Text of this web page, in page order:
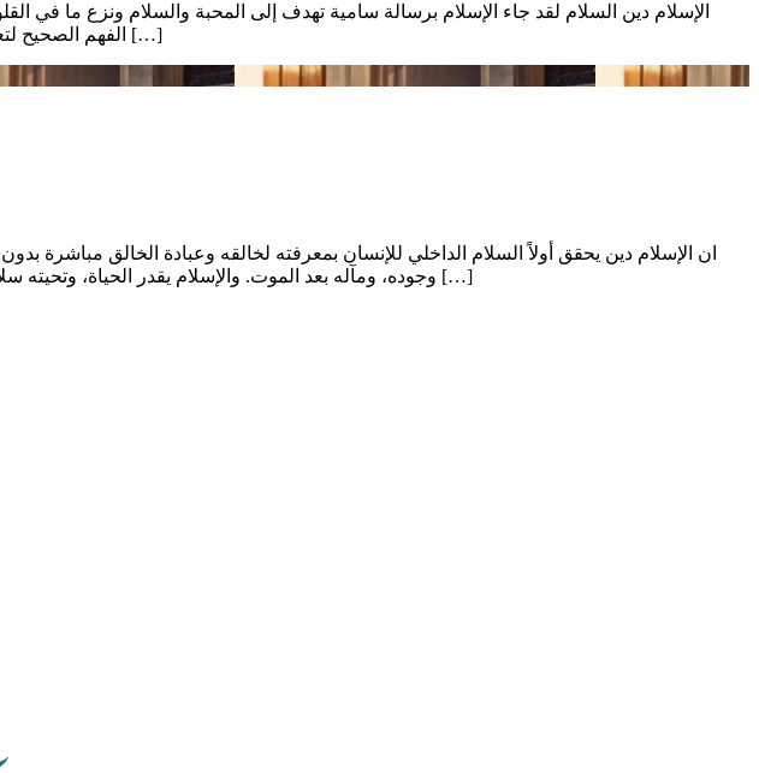
الإسلام دين السلام لقد جاء الإسلام برسالة سامية تهدف إلى المحبة والسلام ونزع ما في
الفهم الصحيح لتعاليم الدين وجوهر الرسالة السامية التي أتى بها النبي الأمين محمد صلى الله عليه وسلم والتي تدعوا إلى السلام […]
ان الإسلام دين يحقق أولاً السلام الداخلي للإنسان بمعرفته لخالقه وعبادة الخالق
وجوده، ومآله بعد الموت. والإسلام يقدر الحياة، وتحيته سلام، ويحث على السلام، فلا يجوز مقاتلة المسالمين والمدنيين، كما يجب حماية الممتلكات والأطفال والنساء حتى […]